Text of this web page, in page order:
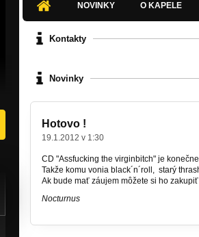
NOVINKY O KAPELE
Kontakty
Novinky
Hotovo !
19.1.2012 v 1:30
CD "Assfucking the virginbitch" je
Takže komu vonia black´n´roll, starý
Ak bude mať záujem môžete si ho
Nocturnus